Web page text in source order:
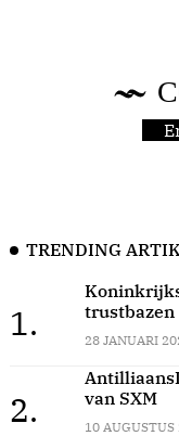
TRENDING
1.
trustbazen
28 JANUARI
2.
van SXM
10 AUGUSTUS